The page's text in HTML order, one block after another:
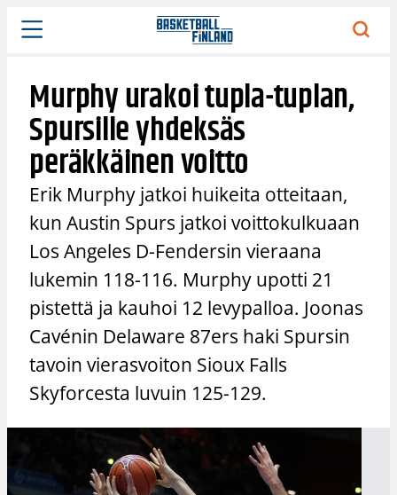
Siirry
sisältöön
Murphy urakoi tupla-tuplan,
Spursille yhdeksäs
peräkkäinen voitto
Erik Murphy jatkoi huikeita otteitaan,
kun Austin Spurs jatkoi voittokulkuaan
Los Angeles D-Fendersin vieraana
lukemin 118-116. Murphy upotti 21
pistettä ja kauhoi 12 levypalloa. Joonas
Cavénin Delaware 87ers haki Spursin
tavoin vierasvoiton Sioux Falls
Skyforcesta luvuin 125-129.